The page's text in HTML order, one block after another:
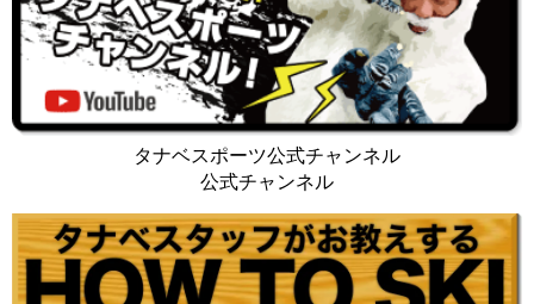
タナベスポーツ公式チャンネル
公式チャンネル